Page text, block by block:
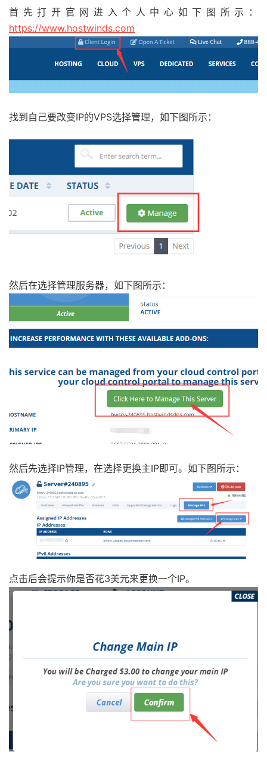
首先打开官网进入个人中心如下图所示：
https://www.hostwinds.com
找到自己要改变IP的VPS选择管理，如下图所示：
然后在选择管理服务器，如下图所示：
然后先选择IP管理，在选择更换主IP即可。如下图所示：
点击后会提示你是否花3美元来更换一个IP。